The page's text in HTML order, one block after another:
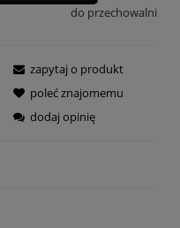
do przechowalni
zapytaj o produkt
poleć znajomemu
dodaj opinię